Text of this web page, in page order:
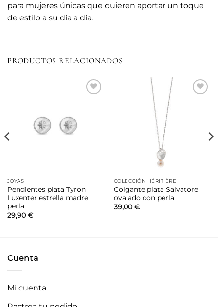
para mujeres únicas que quieren aportar un toque
de estilo a su día a día.
PRODUCTOS RELACIONADOS
JOYAS
Pendientes plata Tyron
Luxenter estrella madre
perla
29,90 €
COLECCIÓN HÉRITIÈRE
Colgante plata Salvatore
ovalado con perla
39,00 €
Cuenta
Mi cuenta